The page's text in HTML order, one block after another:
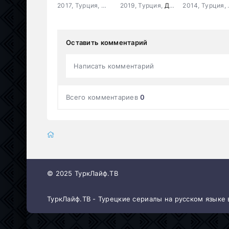
2017, Турция,
Мелодрама ,Комедия
2019, Турция, Драма
Оставить комментарий
Написать комментарий
Всего комментариев0
© 2025 ТуркЛайф.ТВ
ТуркЛайф.ТВ - Турецкие сериалы на русском языке